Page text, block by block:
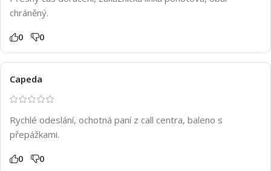
chráněný.
0 0
Capeda
Rychlé odeslání, ochotná paní z call centra, baleno s
přepážkami.
0 0